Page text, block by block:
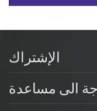
الإشتراك
الى مساعدة